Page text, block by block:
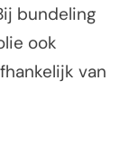
bundeling
ook
van